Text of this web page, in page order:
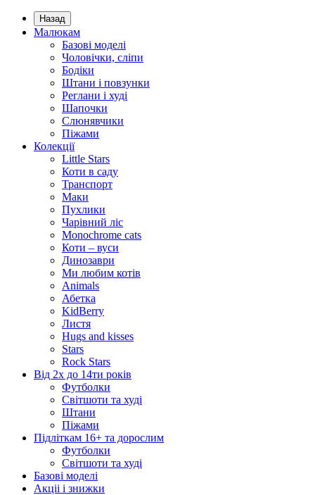
Назад
Малюкам
Базові моделі
Чоловічки, сліпи
Бодіки
Штани і повзунки
Реглани і худі
Шапочки
Слюнявчики
Піжами
Колекції
Little Stars
Коти в саду
Транспорт
Маки
Пухлики
Чарівний ліс
Monochrome cats
Коти – вуси
Динозаври
Ми любим котів
Animals
Абетка
KidBerry
Листя
Hugs and kisses
Stars
Rock Stars
Від 2х до 14ти років
Футболки
Світшоти та худі
Штани
Піжами
Підліткам 16+ та дорослим
Футболки
Світшоти та худі
Базові моделі
Акціі і знижки